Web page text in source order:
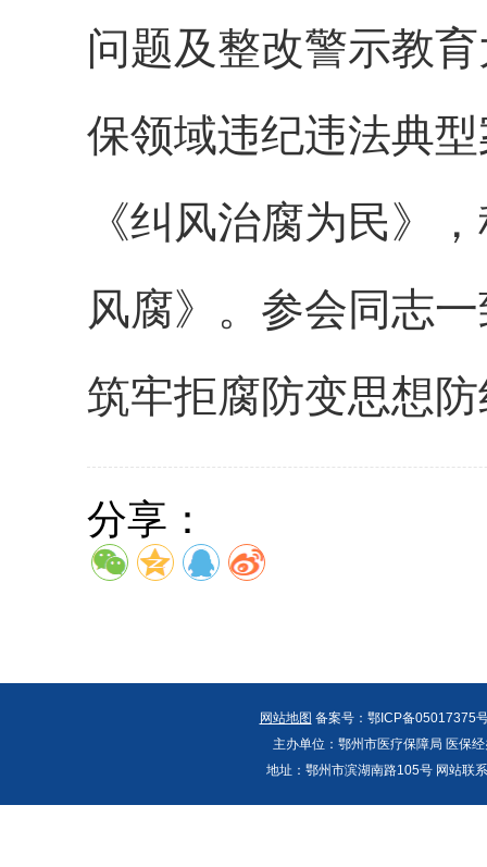
问题及整改警示教
保领域违纪违法典
《纠风治腐为民》
风腐》。参会同志
筑牢拒腐防变思想
分享：
网站地图 备案号：鄂ICP备05017375
主办单位：鄂州市医疗保障局 医保
地址：鄂州市滨湖南路105号 网站